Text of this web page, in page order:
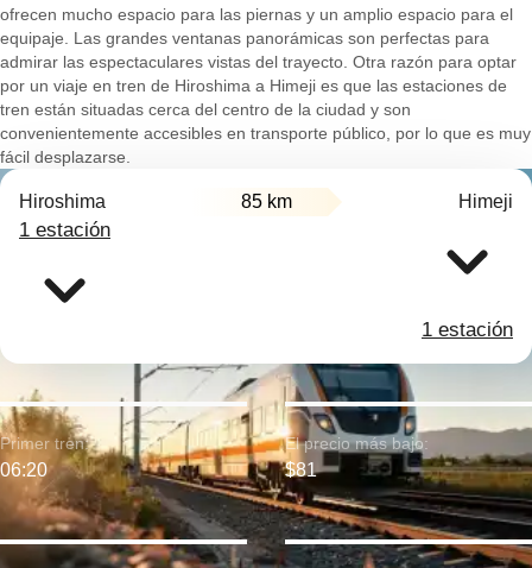
ofrecen mucho espacio para las piernas y un amplio espacio para el
equipaje. Las grandes ventanas panorámicas son perfectas para
admirar las espectaculares vistas del trayecto. Otra razón para optar
por un viaje en tren de Hiroshima a Himeji es que las estaciones de
tren están situadas cerca del centro de la ciudad y son
convenientemente accesibles en transporte público, por lo que es muy
fácil desplazarse.
Hiroshima 85 km Himeji
1 estación
1 estación
Primer tren:
06:20
El precio más bajo:
$81